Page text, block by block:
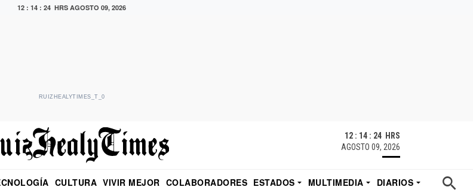
12 : 14 : 25 HRS AGOSTO 09, 2026
RUIZHEALYTIMES_T_0
12 : 14 : 25 HRS
AGOSTO 09, 2026
CULTURA VIVIR MEJOR COLABORADORES ESTADOS MULTIMEDIA
DIARIOS